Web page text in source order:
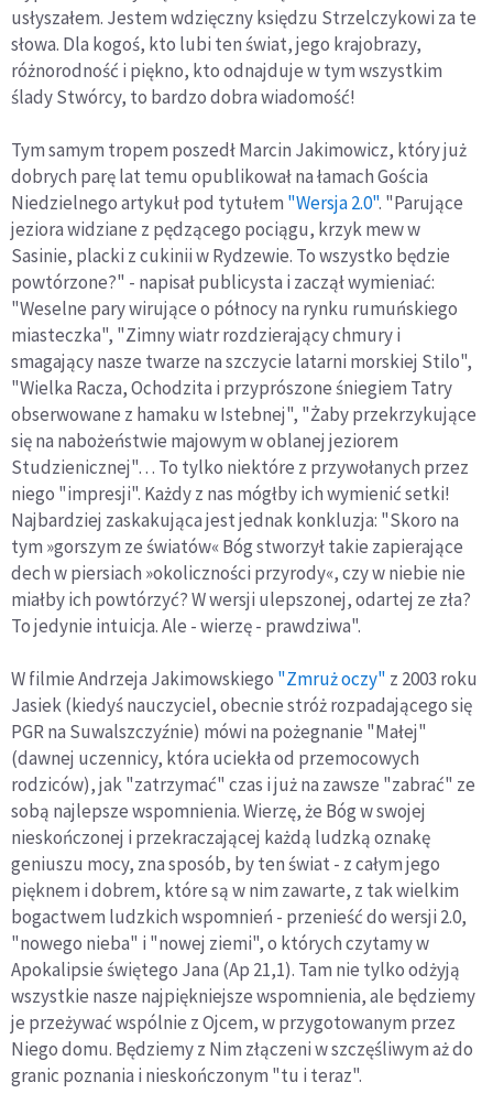
usłyszałem. Jestem wdzięczny księdzu Strzelczykowi za te
słowa. Dla kogoś, kto lubi ten świat, jego krajobrazy,
różnorodność i piękno, kto odnajduje w tym wszystkim
ślady Stwórcy, to bardzo dobra wiadomość!
Tym samym tropem poszedł Marcin Jakimowicz, który już
dobrych parę lat temu opublikował na łamach Gościa
Niedzielnego artykuł pod tytułem "Wersja 2.0". "Parujące
jeziora widziane z pędzącego pociągu, krzyk mew w
Sasinie, placki z cukinii w Rydzewie. To wszystko będzie
powtórzone?" - napisał publicysta i zaczął wymieniać:
"Weselne pary wirujące o północy na rynku rumuńskiego
miasteczka", "Zimny wiatr rozdzierający chmury i
smagający nasze twarze na szczycie latarni morskiej Stilo",
"Wielka Racza, Ochodzita i przyprószone śniegiem Tatry
obserwowane z hamaku w Istebnej", "Żaby przekrzykujące
się na nabożeństwie majowym w oblanej jeziorem
Studzienicznej"… To tylko niektóre z przywołanych przez
niego "impresji". Każdy z nas mógłby ich wymienić setki!
Najbardziej zaskakująca jest jednak konkluzja: "Skoro na
tym »gorszym ze światów« Bóg stworzył takie zapierające
dech w piersiach »okoliczności przyrody«, czy w niebie nie
miałby ich powtórzyć? W wersji ulepszonej, odartej ze zła?
To jedynie intuicja. Ale - wierzę - prawdziwa".
W filmie Andrzeja Jakimowskiego "Zmruż oczy" z 2003 roku
Jasiek (kiedyś nauczyciel, obecnie stróż rozpadającego się
PGR na Suwalszczyźnie) mówi na pożegnanie "Małej"
(dawnej uczennicy, która uciekła od przemocowych
rodziców), jak "zatrzymać" czas i już na zawsze "zabrać" ze
sobą najlepsze wspomnienia. Wierzę, że Bóg w swojej
nieskończonej i przekraczającej każdą ludzką oznakę
geniuszu mocy, zna sposób, by ten świat - z całym jego
pięknem i dobrem, które są w nim zawarte, z tak wielkim
bogactwem ludzkich wspomnień - przenieść do wersji 2.0,
"nowego nieba" i "nowej ziemi", o których czytamy w
Apokalipsie świętego Jana (Ap 21,1). Tam nie tylko odżyją
wszystkie nasze najpiękniejsze wspomnienia, ale będziemy
je przeżywać wspólnie z Ojcem, w przygotowanym przez
Niego domu. Będziemy z Nim złączeni w szczęśliwym aż do
granic poznania i nieskończonym "tu i teraz".